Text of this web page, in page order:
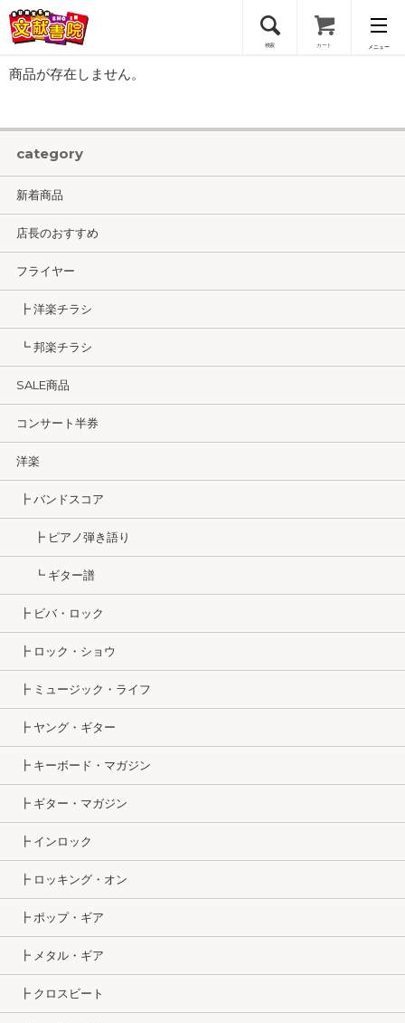
検索 カート メニュー
会員登録
ログイン
商品が存在しません。
category
新着商品
店長のおすすめ
フライヤー
┣ 洋楽チラシ
┗ 邦楽チラシ
SALE商品
コンサート半券
洋楽
┣ バンドスコア
┣ ピアノ弾き語り
┗ ギター譜
┣ ビバ・ロック
┣ ロック・ショウ
┣ ミュージック・ライフ
┣ ヤング・ギター
┣ キーボード・マガジン
┣ ギター・マガジン
┣ インロック
┣ ロッキング・オン
┣ ポップ・ギア
┣ メタル・ギア
┣ クロスビート